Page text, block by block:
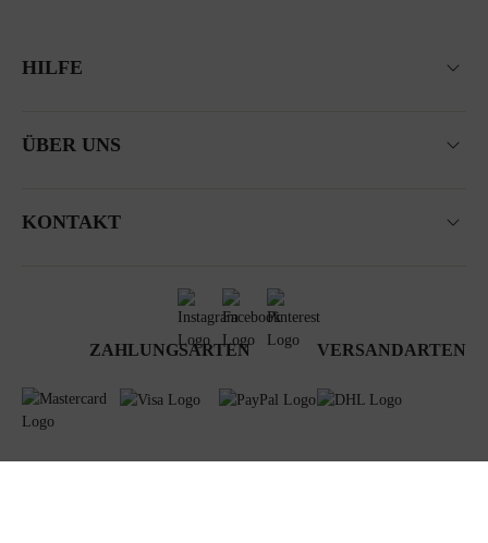
HILFE
ÜBER UNS
KONTAKT
ZAHLUNGSARTEN VERSANDARTEN